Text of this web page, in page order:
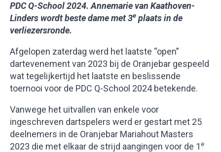
PDC Q-School 2024. Annemarie van Kaathoven-
Linders wordt beste dame met 3e plaats in de
verliezersronde.
Afgelopen zaterdag werd het laatste “open”
dartevenement van 2023 bij de Oranjebar gespeeld
wat tegelijkertijd het laatste en beslissende
toernooi voor de PDC Q-School 2024 betekende.
Vanwege het uitvallen van enkele voor
ingeschreven dartspelers werd er gestart met 25
deelnemers in de Oranjebar Mariahout Masters
2023 die met elkaar de strijd aangingen voor de 1e